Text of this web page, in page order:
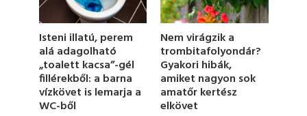
o
s
Isteni illatú, perem
alá adagolható
„toalett kacsa”-gél
fillérekből: a barna
vízkövet is lemarja a
WC-ből
Nem virágzik a
trombitafolyondár?
Gyakori hibák,
amiket nagyon sok
amatőr kertész
elkövet